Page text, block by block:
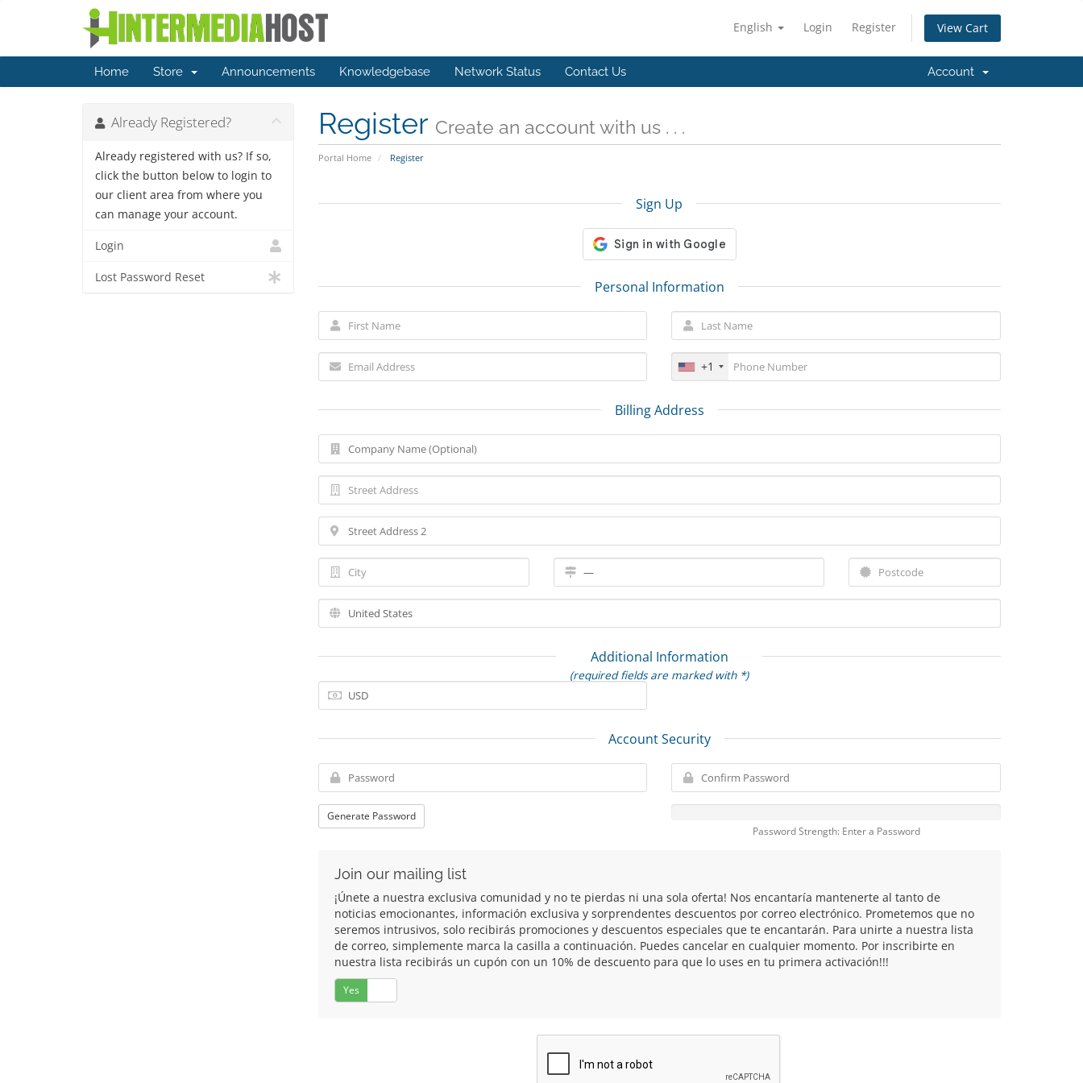
English Login Register View Cart
Home Store Announcements Knowledgebase Network Status Contact Us Account
Register Create an account with us . . .
Portal Home Register
Already Registered?
Already registered with us? If so,
click the button below to login to
our client area from where you
can manage your account.
Login
Lost Password Reset
Sign Up
Personal Information
+1
Billing Address
Additional Information
(required fields are marked with *)
Account Security
Generate Password
Password Strength: Enter a Password
Join our mailing list
¡Únete a nuestra exclusiva comunidad y no te pierdas ni una sola oferta! Nos encantaría mantenerte al tanto de
noticias emocionantes, información exclusiva y sorprendentes descuentos por correo electrónico. Prometemos que no
seremos intrusivos, solo recibirás promociones y descuentos especiales que te encantarán. Para unirte a nuestra lista
de correo, simplemente marca la casilla a continuación. Puedes cancelar en cualquier momento. Por inscribirte en
nuestra lista recibirás un cupón con un 10% de descuento para que lo uses en tu primera activación!!!
Yes